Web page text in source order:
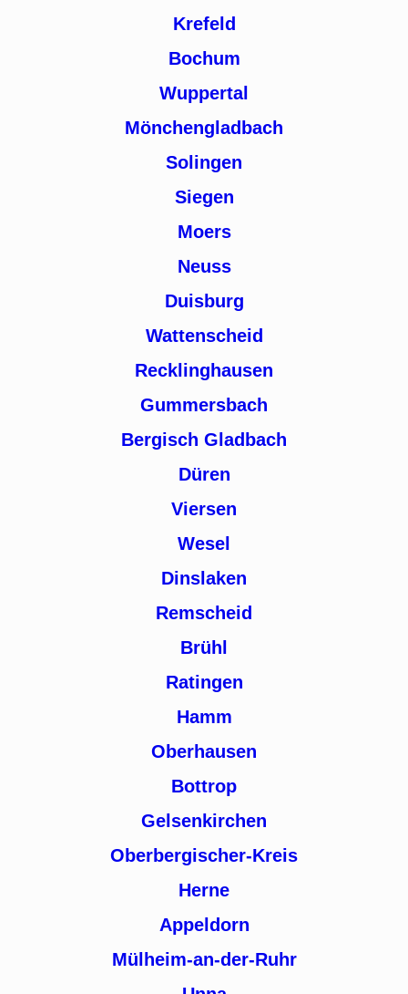
Krefeld
Bochum
Wuppertal
Mönchengladbach
Solingen
Siegen
Moers
Neuss
Duisburg
Wattenscheid
Recklinghausen
Gummersbach
Bergisch Gladbach
Düren
Viersen
Wesel
Dinslaken
Remscheid
Brühl
Ratingen
Hamm
Oberhausen
Bottrop
Gelsenkirchen
Oberbergischer-Kreis
Herne
Appeldorn
Mülheim-an-der-Ruhr